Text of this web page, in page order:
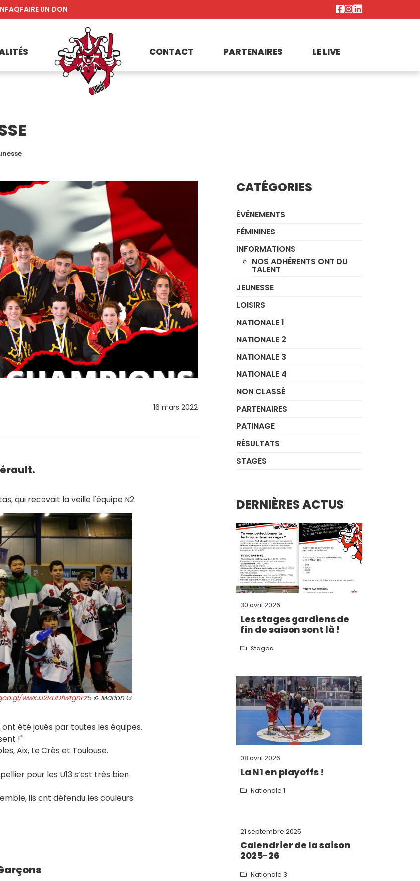
FAQFAIRE UN DON
CONTACT PARTENAIRES LE LIVE
16 mars 2022
qui recevait la veille l'équipe N2.
wwxJJ2RUDfwtgnPz5© Marion G
été joués par toutes les équipes.
!"
Aix, Le Crès et Toulouse.
pour les U13 s’est très bien
ils ont défendu les couleurs
CATÉGORIES
ÉVÉNEMENTS
FÉMININES
INFORMATIONS
NOS ADHÉRENTS ONT DU
TALENT
JEUNESSE
LOISIRS
NATIONALE 1
NATIONALE 2
NATIONALE 3
NATIONALE 4
NON CLASSÉ
PARTENAIRES
PATINAGE
RÉSULTATS
STAGES
DERNIÈRES ACTUS
30 avril 2026
Les stages gardiens de
fin de saison sont là !
Stages
08 avril 2026
La N1 en playoffs !
Nationale 1
21 septembre 2025
Calendrier de la saison
2025-26
Nationale 3